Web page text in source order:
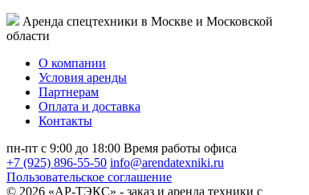
Аренда спецтехники в Москве и Московской
области
О компании
Условия аренды
Партнерам
Оплата и доставка
Контакты
пн-пт с 9:00 до 18:00 Время работы офиса
+7 (925) 896-55-50 info@arendatexniki.ru
Пользовательское соглашение
© 2026 «АР-ТЭКС» - заказ и аренда техники с